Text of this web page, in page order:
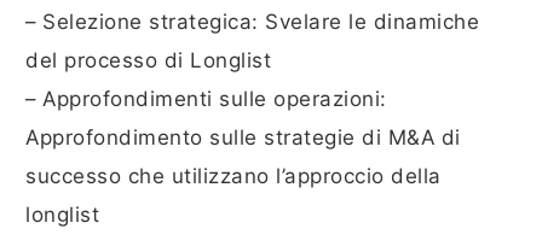
– Selezione strategica: Svelare le dinamiche
del processo di Longlist
– Approfondimenti sulle operazioni:
Approfondimento sulle strategie di M&A di
successo che utilizzano l’approccio della
longlist